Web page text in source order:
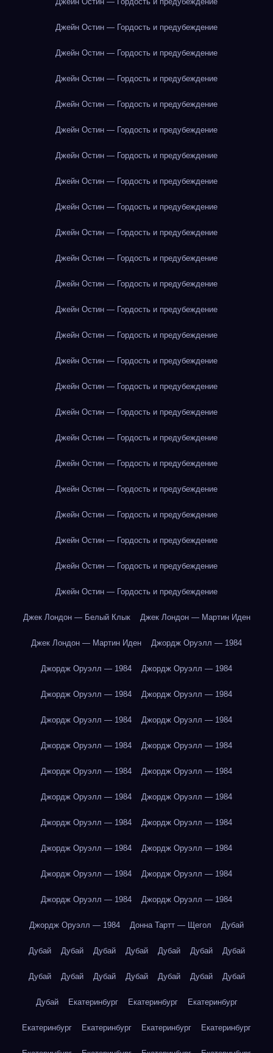
Джейн Остин — Гордость и предубеждение
Джейн Остин — Гордость и предубеждение
Джейн Остин — Гордость и предубеждение
Джейн Остин — Гордость и предубеждение
Джейн Остин — Гордость и предубеждение
Джейн Остин — Гордость и предубеждение
Джейн Остин — Гордость и предубеждение
Джейн Остин — Гордость и предубеждение
Джейн Остин — Гордость и предубеждение
Джейн Остин — Гордость и предубеждение
Джейн Остин — Гордость и предубеждение
Джейн Остин — Гордость и предубеждение
Джейн Остин — Гордость и предубеждение
Джейн Остин — Гордость и предубеждение
Джейн Остин — Гордость и предубеждение
Джейн Остин — Гордость и предубеждение
Джейн Остин — Гордость и предубеждение
Джейн Остин — Гордость и предубеждение
Джейн Остин — Гордость и предубеждение
Джейн Остин — Гордость и предубеждение
Джейн Остин — Гордость и предубеждение
Джейн Остин — Гордость и предубеждение
Джейн Остин — Гордость и предубеждение
Джек Лондон — Белый Клык Джек Лондон — Мартин Иден
Джек Лондон — Мартин Иден Джордж Оруэлл — 1984
Джордж Оруэлл — 1984 Джордж Оруэлл — 1984
Джордж Оруэлл — 1984 Джордж Оруэлл — 1984
Джордж Оруэлл — 1984 Джордж Оруэлл — 1984
Джордж Оруэлл — 1984 Джордж Оруэлл — 1984
Джордж Оруэлл — 1984 Джордж Оруэлл — 1984
Джордж Оруэлл — 1984 Джордж Оруэлл — 1984
Джордж Оруэлл — 1984 Джордж Оруэлл — 1984
Джордж Оруэлл — 1984 Джордж Оруэлл — 1984
Джордж Оруэлл — 1984 Джордж Оруэлл — 1984
Джордж Оруэлл — 1984 Джордж Оруэлл — 1984
Джордж Оруэлл — 1984 Донна Тартт — Щегол Дубай
Дубай Дубай Дубай Дубай Дубай Дубай Дубай
Дубай Дубай Дубай Дубай Дубай Дубай Дубай
Дубай Екатеринбург Екатеринбург Екатеринбург
Екатеринбург Екатеринбург Екатеринбург Екатеринбург